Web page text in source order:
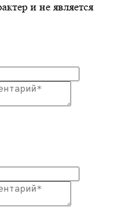
и не является